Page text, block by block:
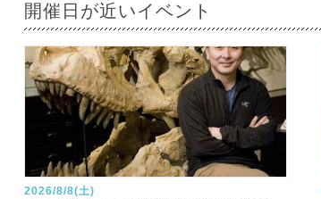
開催日が近いイベント
2026/8/8(土)